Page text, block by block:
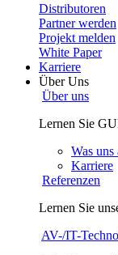
Distributoren
Partner werden
Projekt melden
White Paper
Karriere
Über Uns
Über uns
Lernen Sie
Was uns
Karriere
Referenzen
Lernen Sie
AV-/IT-